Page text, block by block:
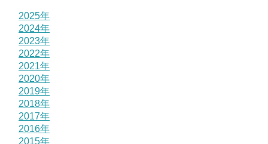
2025年
2024年
2023年
2022年
2021年
2020年
2019年
2018年
2017年
2016年
2015年